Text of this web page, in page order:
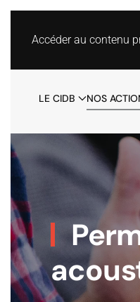
Accéder au contenu
LE CIDB NOS